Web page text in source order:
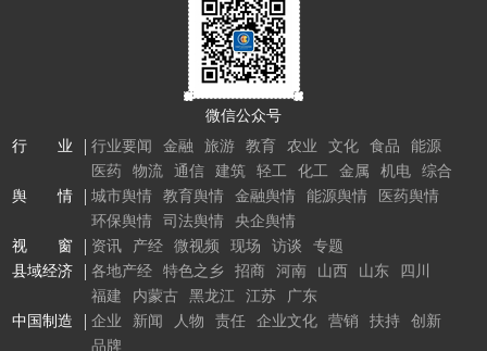
微信公众号
行 业
行业要闻 金融 旅游 教育 农业 文化 食品
能源
医药
物流 通信 建筑 轻工 化工 金属 机电
综合
舆 情
城市舆情 教育舆情 金融舆情 能源舆情
医药舆情
环保舆情
司法舆情
央企舆情
视 窗
资讯 产经 微视频 现场 访谈
专题
县域经济
各地产经 特色之乡 招商 河南 山西 山东
四川
福建
内蒙古 黑龙江 江苏
广东
中国制造
企业 新闻 人物 责任 企业文化 营销 扶持
创新
品牌